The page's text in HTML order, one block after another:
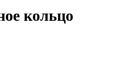
кольцо